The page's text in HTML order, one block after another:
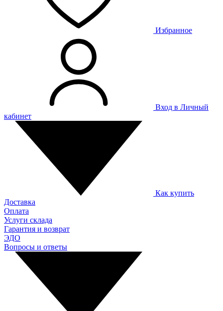
Избранное
Вход в Личный
кабинет
Как купить
Доставка
Оплата
Услуги склада
Гарантия и возврат
ЭДО
Вопросы и ответы